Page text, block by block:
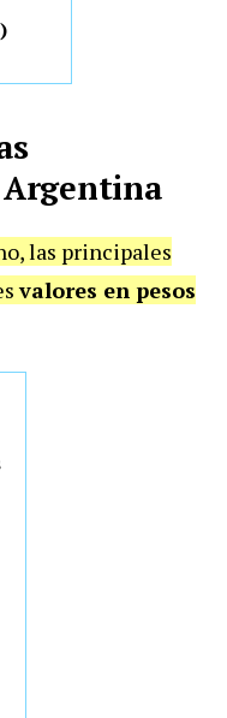
las principales
valores en pesos